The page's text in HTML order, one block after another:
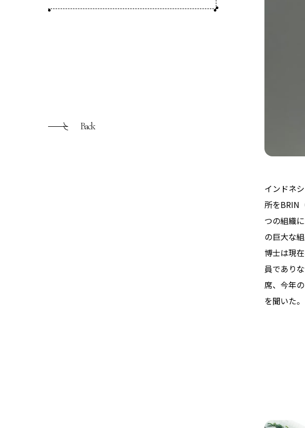
Back
インドネ
所をBRIN
つの組織
の巨大な
博士は現
員であり
席、今年
を聞いた。